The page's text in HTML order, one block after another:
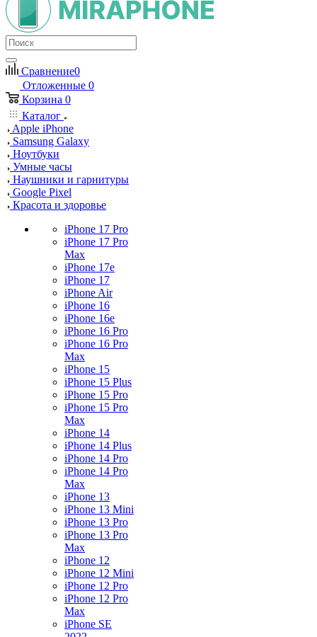
Сравнение0
Отложенные 0
Корзина 0
Каталог
Apple iPhone
Samsung Galaxy
Ноутбуки
Умные часы
Наушники и гарнитуры
Google Pixel
Красота и здоровье
iPhone 17 Pro
iPhone 17 Pro
Max
iPhone 17e
iPhone 17
iPhone Air
iPhone 16
iPhone 16e
iPhone 16 Pro
iPhone 16 Pro
Max
iPhone 15
iPhone 15 Plus
iPhone 15 Pro
iPhone 15 Pro
Max
iPhone 14
iPhone 14 Plus
iPhone 14 Pro
iPhone 14 Pro
Max
iPhone 13
iPhone 13 Mini
iPhone 13 Pro
iPhone 13 Pro
Max
iPhone 12
iPhone 12 Mini
iPhone 12 Pro
iPhone 12 Pro
Max
iPhone SE